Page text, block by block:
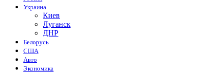
Украина
Киев
Луганск
ДНР
Белорусь
США
Авто
Экономика